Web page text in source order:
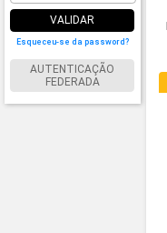
VALIDAR
Esqueceu-se da password?
AUTENTICAÇÃO
FEDERADA